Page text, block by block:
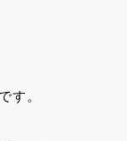
です。